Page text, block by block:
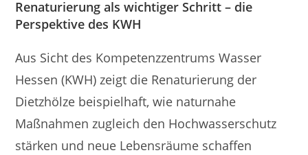
Renaturierung als wichtiger Schritt – die
Perspektive des KWH
Aus Sicht des Kompetenzzentrums Wasser
Hessen (KWH) zeigt die Renaturierung der
Dietzhölze beispielhaft, wie naturnahe
Maßnahmen zugleich den Hochwasserschutz
stärken und neue Lebensräume schaffen